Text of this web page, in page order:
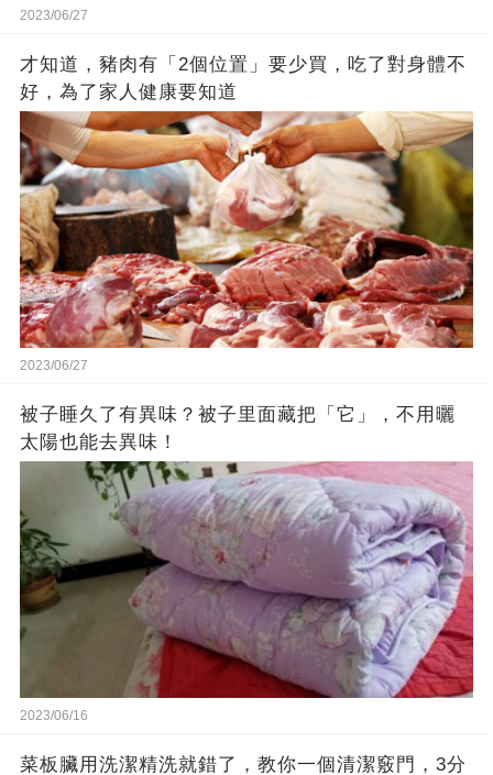
2023/06/27
才知道，豬肉有「2個位置」要少買，吃了對身體不
好，為了家人健康要知道
2023/06/27
被子睡久了有異味？被子里面藏把「它」，不用曬
太陽也能去異味！
2023/06/16
菜板臟用洗潔精洗就錯了，教你一個清潔竅門，3分